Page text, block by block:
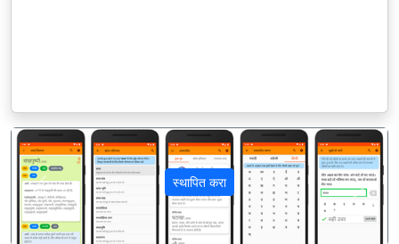
स्थापित करा
पिछला अगला